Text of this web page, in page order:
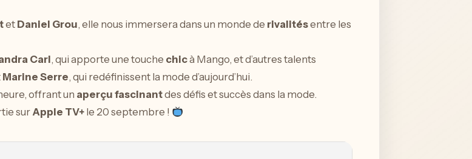
et Daniel Grou, elle nous immersera dans un monde de rivalitésentre les
Carl, qui apporte une touche chicà Mango, et d’autres talents
Marine Serre, qui redéfinissent la mode d’aujourd’hui.
offrant un aperçu fascinantdes défis et succès dans la mode.
surApple TV+ le 20 septembre !